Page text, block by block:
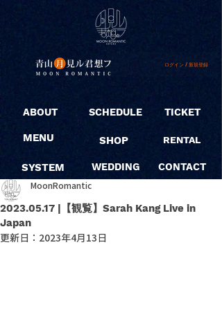
ログイン / 新規登録
ABOUT
MENU
SYSTEM
SCHEDULE
SHOP
WEDDING
TICKET
RENTAL
CONTACT
2023.05.17 |【観覧】Sarah Kang Live in
Japan
MoonRomantic
更新日： 2023年4月13日